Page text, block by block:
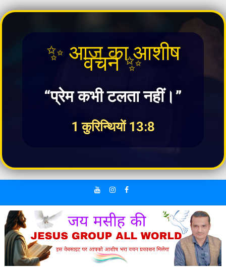
✨ आज का आशीष
वचन ✨
“प्रेम कभी टलता नहीं।”
1 कुरिन्थियों 13:8